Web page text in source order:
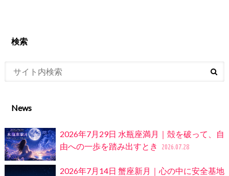
検索
News
2026年7月29日 水瓶座満月｜殻を破って、自
由への一歩を踏み出すとき
2026.07.28
2026年7月14日 蟹座新月｜心の中に安全基地